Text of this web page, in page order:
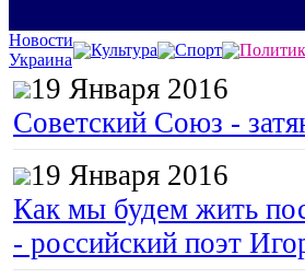
Новости
Украина
Культура Спорт
19 Января 2016
Советский Союз -
19 Января 2016
Как мы будем жить
- российский поэт